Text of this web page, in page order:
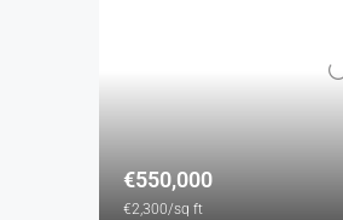
€550,000
€2,300/sq ft